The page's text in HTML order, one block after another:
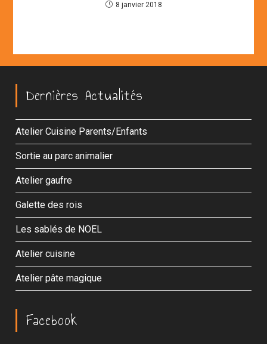
8 janvier 2018
Dernières Actualités
Atelier Cuisine Parents/Enfants
Sortie au parc animalier
Atelier gaufre
Galette des rois
Les sablés de NOEL
Atelier cuisine
Atelier pâte magique
Facebook